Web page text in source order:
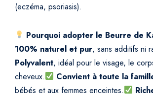
(eczéma, psoriasis).
Pourquoi adopter le Beurre de
100% naturel et pur, sans additifs ni
Polyvalent, idéal pour le visage, le
cheveux.
Convient à toute la
bébés et aux femmes enceintes.